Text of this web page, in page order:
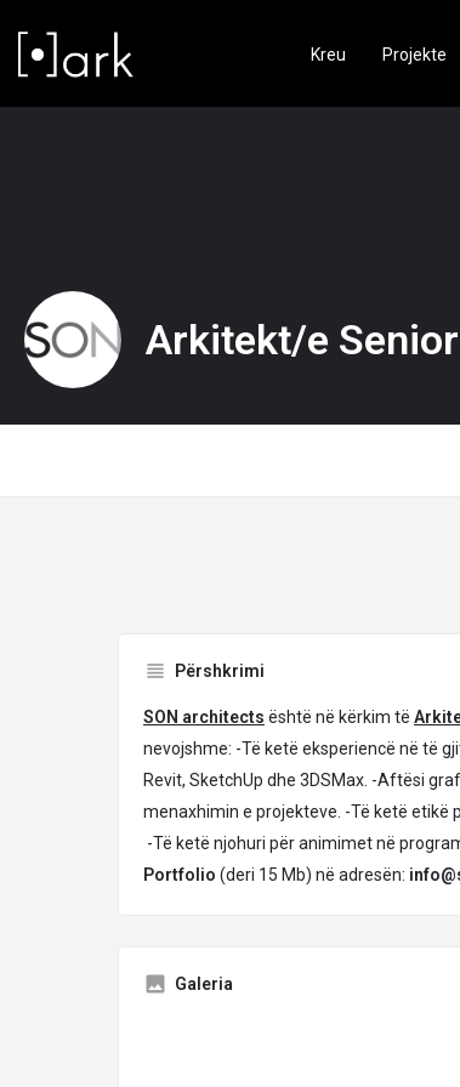
Kreu Projekte
Arkitekt/e
Përshkrimi
SON architects është në kërkim të
nevojshme: -Të ketë eksperiencë në të
Revit, SketchUp dhe 3DSMax. -Aftësi
menaxhimin e projekteve. -Të ketë etikë
-Të ketë njohuri për animimet në
Portfolio (deri 15 Mb) në adresën:
Galeria